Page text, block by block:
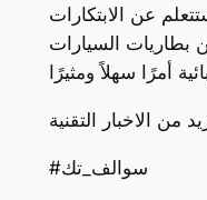
عن الابتكارات
بطاريات السيارات
من الاخبار التقنية
#سوالف_تك